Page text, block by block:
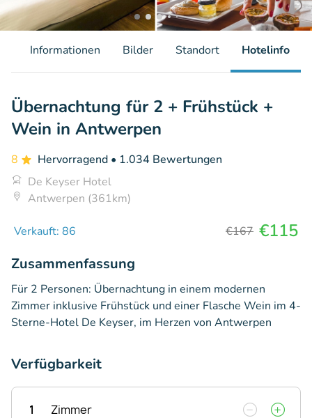
Informationen Bilder Standort Hotelinfo
Übernachtung für 2 + Frühstück +
Wein in Antwerpen
8 Hervorragend • 1.034 Bewertungen
De Keyser Hotel
Antwerpen (361km)
Verkauft: 86 €167 €115
Zusammenfassung
Für 2 Personen: Übernachtung in einem modernen
Zimmer inklusive Frühstück und einer Flasche Wein im 4-
Sterne-Hotel De Keyser, im Herzen von Antwerpen
Verfügbarkeit
1 Zimmer